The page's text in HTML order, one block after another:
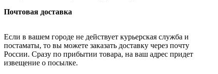
Почтовая доставка
Если в вашем городе не действует курьерская служба и
постаматы, то вы можете заказать доставку через почту
России. Сразу по прибытии товара, на ваш адрес придет
извещение о посылке.